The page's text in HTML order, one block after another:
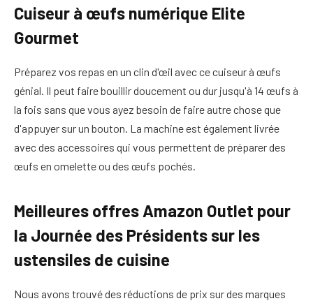
Cuiseur à œufs numérique Elite
Gourmet
Préparez vos repas en un clin d'œil avec ce cuiseur à œufs
génial. Il peut faire bouillir doucement ou dur jusqu'à 14 œufs à
la fois sans que vous ayez besoin de faire autre chose que
d'appuyer sur un bouton. La machine est également livrée
avec des accessoires qui vous permettent de préparer des
œufs en omelette ou des œufs pochés.
Meilleures offres Amazon Outlet pour
la Journée des Présidents sur les
ustensiles de cuisine
Nous avons trouvé des réductions de prix sur des marques